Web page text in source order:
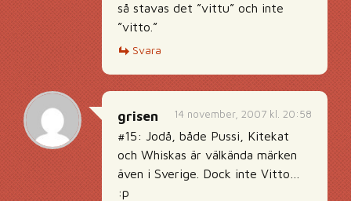
så stavas det ”vittu” och inte
”vitto.”
Svara
14 november, 2007 kl. 20:58
grisen
#15: Jodå, både Pussi, Kitekat
och Whiskas är välkända märken
även i Sverige. Dock inte Vitto…
:p